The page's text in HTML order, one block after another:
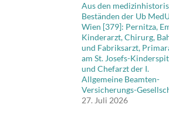
Aus den
Beständen der Ub
Wien [379]: Pernitza,
Kinderarzt, Chirurg,
und Fabriksarzt,
am St. Josefs-
und Chefarzt der I.
Allgemeine Beamten-
Versicherungs-
27. Juli 2026